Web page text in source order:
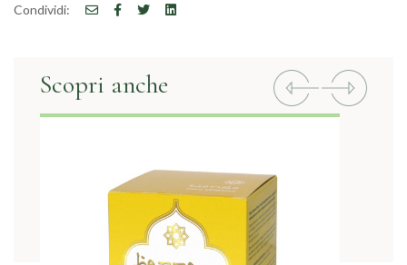
Condividi:
Scopri anche Previous